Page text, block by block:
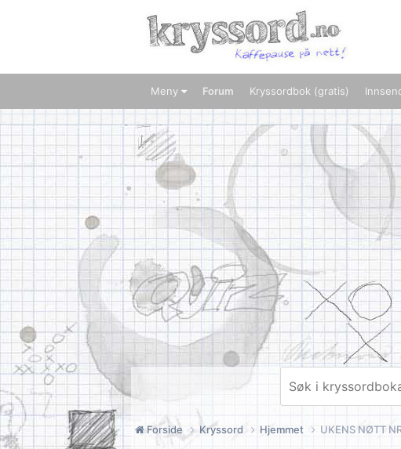
Meny Forum Kryssordbok (gratis)
Forside Kryssord Hjemmet UKENS NØTT